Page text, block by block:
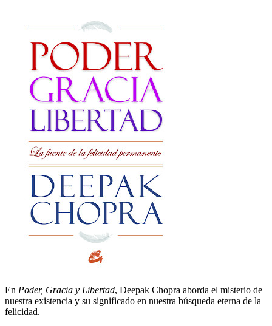
En Poder, Gracia y Libertad, Deepak Chopra aborda el misterio de
nuestra existencia y su significado en nuestra búsqueda eterna de la
felicidad.